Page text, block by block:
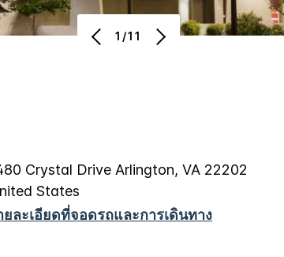
1/11
Crystal Drive Arlington, VA 22202
States
ยละเอียดที่จอดรถและการเดินทาง